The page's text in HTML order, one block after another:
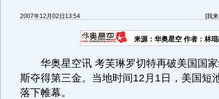
2007年12月02日13:54 [我
来源：华奥星空 作者：林
华奥星空讯 考芙琳罗切特再破美国国家
斯夺得第三金。当地时间12月1日，美国短
落下帷幕。